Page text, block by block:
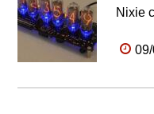
Nixie